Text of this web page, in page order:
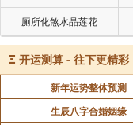
厕所化煞水晶莲花
Ξ 开运测算 - 往下更精彩
新年运势整体预测
生辰八字合婚姻缘